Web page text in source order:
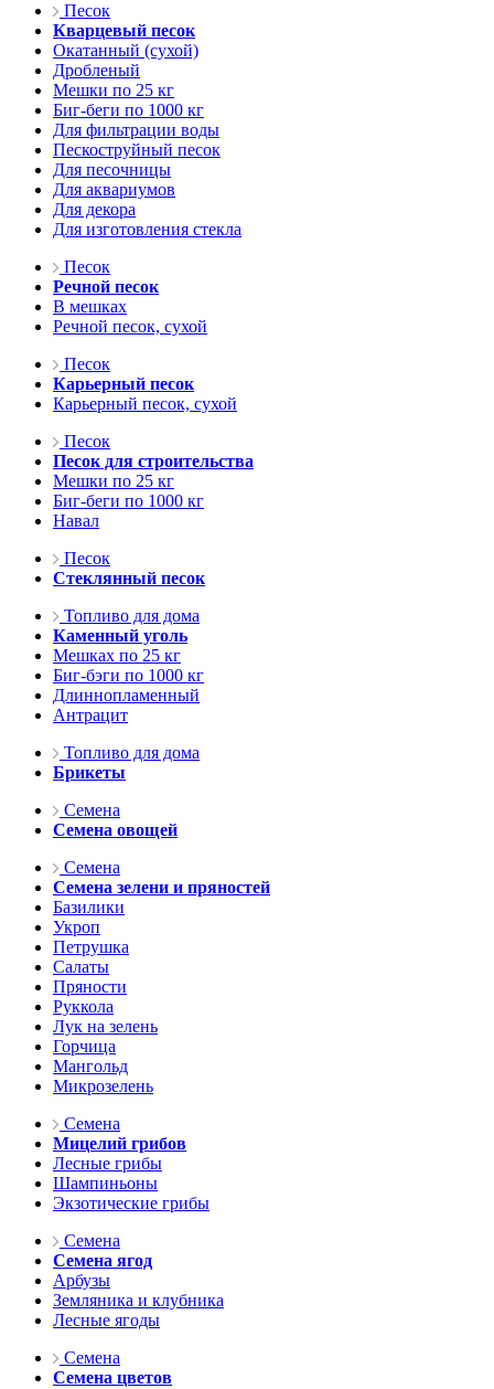
Песок
Кварцевый песок
Окатанный (сухой)
Дробленый
Мешки по 25 кг
Биг-беги по 1000 кг
Для фильтрации воды
Пескоструйный песок
Для песочницы
Для аквариумов
Для декора
Для изготовления стекла
Песок
Речной песок
В мешках
Речной песок, сухой
Песок
Карьерный песок
Карьерный песок, сухой
Песок
Песок для строительства
Мешки по 25 кг
Биг-беги по 1000 кг
Навал
Песок
Стеклянный песок
Топливо для дома
Каменный уголь
Мешках по 25 кг
Биг-бэги по 1000 кг
Длиннопламенный
Антрацит
Топливо для дома
Брикеты
Семена
Семена овощей
Семена
Семена зелени и пряностей
Базилики
Укроп
Петрушка
Салаты
Пряности
Руккола
Лук на зелень
Горчица
Мангольд
Микрозелень
Семена
Мицелий грибов
Лесные грибы
Шампиньоны
Экзотические грибы
Семена
Семена ягод
Арбузы
Земляника и клубника
Лесные ягоды
Семена
Семена цветов